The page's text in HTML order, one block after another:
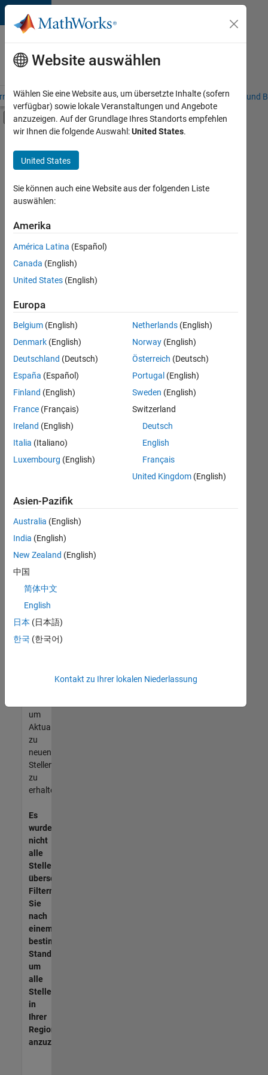
Weiter zum Inhalt
Karriere
bei
MathWorks
– Übersicht Stellensuche Niederlassungen Studierende und
Umschaltung für Off-Canvas-
Hauptinhalt
Information Technology
Education Sales
Inside Sales
Marketing Communications
Marketing Services
Business Model Team
+5
Derzeit
es
keine
offenen
Stellen,
Ihren
Suchkriterien
entsprechen.
können
die
Suchkriterien
weiter
fassen
oder
alle
Stellenangebote
anzeigen .
noch
keine
offenen
Stellen
können,
die
Ihren
entsprechen,
werden
unseres
um
Aktualisierungen
zu
neuen
Stellenangeboten
zu
erhalten.
Es
wurden
nicht
alle
Stellen
übersetzt.
Filtern
Sie
nach
einem
bestimmten
Standort,
um
alle
Stellenangebote
in
Ihrer
Region
anzuzeigen.
Website auswählen
Wählen Sie eine Website aus, um übersetzte Inhalte (sofern
verfügbar) sowie lokale Veranstaltungen und Angebote
anzuzeigen. Auf der Grundlage Ihres Standorts empfehlen
wir Ihnen die folgende Auswahl:United States.
United States
Sie können auch eine Website aus der folgenden Liste
auswählen:
Amerika
América Latina (Español)
Canada (English)
United States (English)
Europa
Belgium (English)
Denmark (English)
Deutschland (Deutsch)
España (Español)
Finland (English)
France (Français)
Ireland (English)
Italia (Italiano)
Luxembourg (English)
Netherlands(English)
Norway(English)
Österreich (Deutsch)
Portugal (English)
Sweden (English)
Switzerland
Deutsch
English
Français
United Kingdom(English)
Asien-Pazifik
Australia (English)
India (English)
New Zealand (English)
中国
简体中文
English
日本 (日本語)
한국 (한국어)
Kontakt zu Ihrer lokalen Niederlassung